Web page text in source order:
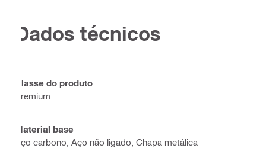
Dados técnicos
Classe do produto
Premium
Material base
Aço carbono, Aço não ligado, Chapa metálica